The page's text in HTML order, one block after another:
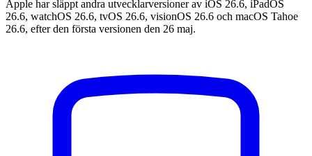
Apple har släppt andra utvecklarversioner av iOS 26.6, iPadOS
26.6, watchOS 26.6, tvOS 26.6, visionOS 26.6 och macOS Tahoe
26.6, efter den första versionen den 26 maj.